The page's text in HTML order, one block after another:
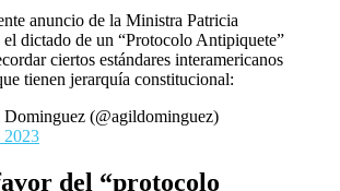
anuncio de la Ministra Patricia
dictado de un “Protocolo Antipiquete”
ciertos estándares interamericanos
tienen jerarquía constitucional:
(@agildominguez)
2023
del “protocolo